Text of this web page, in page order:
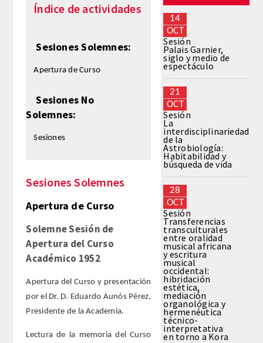
FUNDACIÓN LIBERADE
TEOLOGÍA
HUMANIDADES
DERECHO
MEDICINA
Índice de actividades
Sesiones Solemnes:
Apertura de Curso
Sesiones No
Solemnes:
Sesiones
Sesiones Solemnes
Apertura de Curso
Solemne Sesión de
Apertura del Curso
Académico 1952
Apertura del Curso y presentación
por el Dr. D. Eduardo Aunós Pérez,
Presidente de la Academia.
Lectura de la memoria del Curso
14
OCT
Sesión
Palais Garnier,
siglo y medio de
espectáculo
21
OCT
Sesión
La
interdisciplinariedad
de la
Astrobiología:
Habitabilidad y
búsqueda de vida
28
OCT
Sesión
Transferencias
transculturales
entre oralidad
musical africana
y escritura
musical
occidental:
hibridación
estética,
mediación
organológica y
hermenéutica
técnico-
interpretativa
en torno a Kora